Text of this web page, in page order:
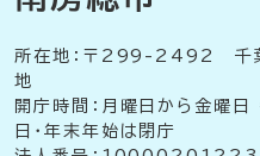
所在地：〒299-2492 千
地
開庁時間：月曜日から金曜
日・年末年始は閉庁